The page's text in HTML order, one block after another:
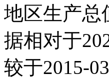
地区生产总
据相对于
较于2015-